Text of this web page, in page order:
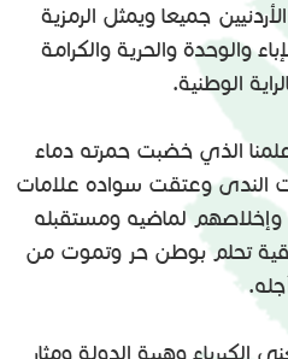
جميعا ويمثل الرمزية
والوحدة والحرية والكرامة
الوطنية.
علمنا الذي خضبت حمرته دماء
الندى وعتقت سواده علامات
وإخلاصهم لماضيه ومستقبله
تحلم بوطن حر وتموت من
وهيبة الدولة ومثار